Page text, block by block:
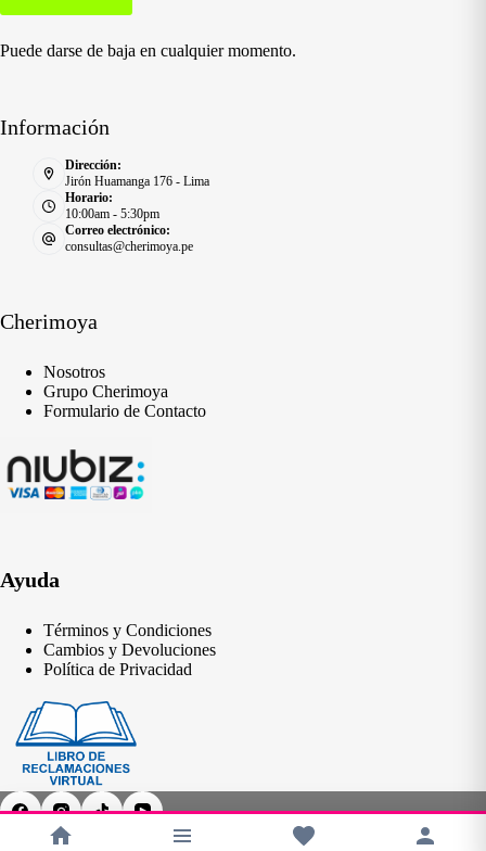
Puede darse de baja en cualquier momento.
Información
Dirección:
Jirón Huamanga 176 - Lima
Horario:
10:00am - 5:30pm
Correo electrónico:
consultas@cherimoya.pe
Cherimoya
Nosotros
Grupo Cherimoya
Formulario de Contacto
Ayuda
Términos y Condiciones
Cambios y Devoluciones
Política de Privacidad